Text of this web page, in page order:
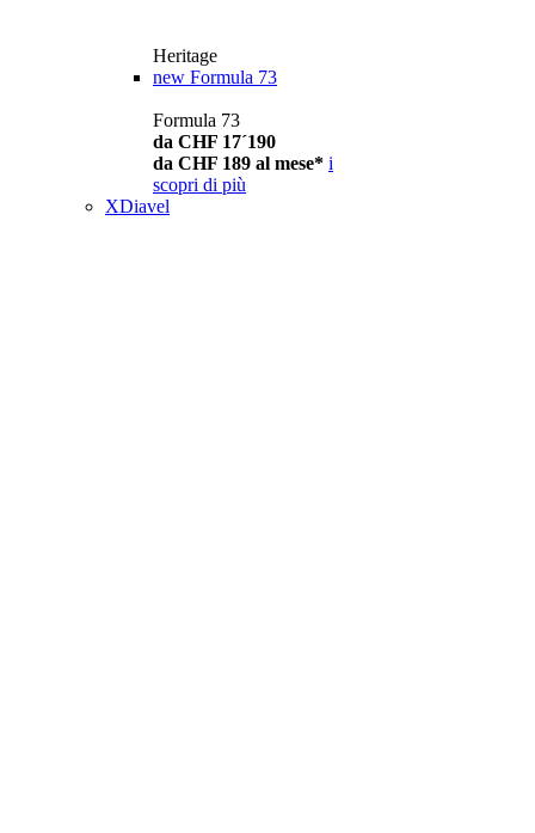
Heritage
new Formula 73
Formula 73
da CHF 17´190
da CHF 189 al mese* i
scopri di più
XDiavel